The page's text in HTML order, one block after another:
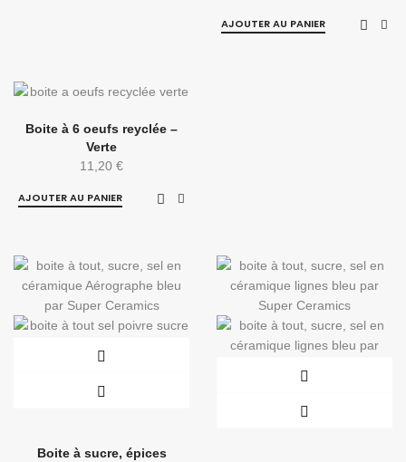
AJOUTER AU PANIER
Boite à 6 oeufs reyclée –
Verte
11,20 €
AJOUTER AU PANIER
Boite à sucre, épices